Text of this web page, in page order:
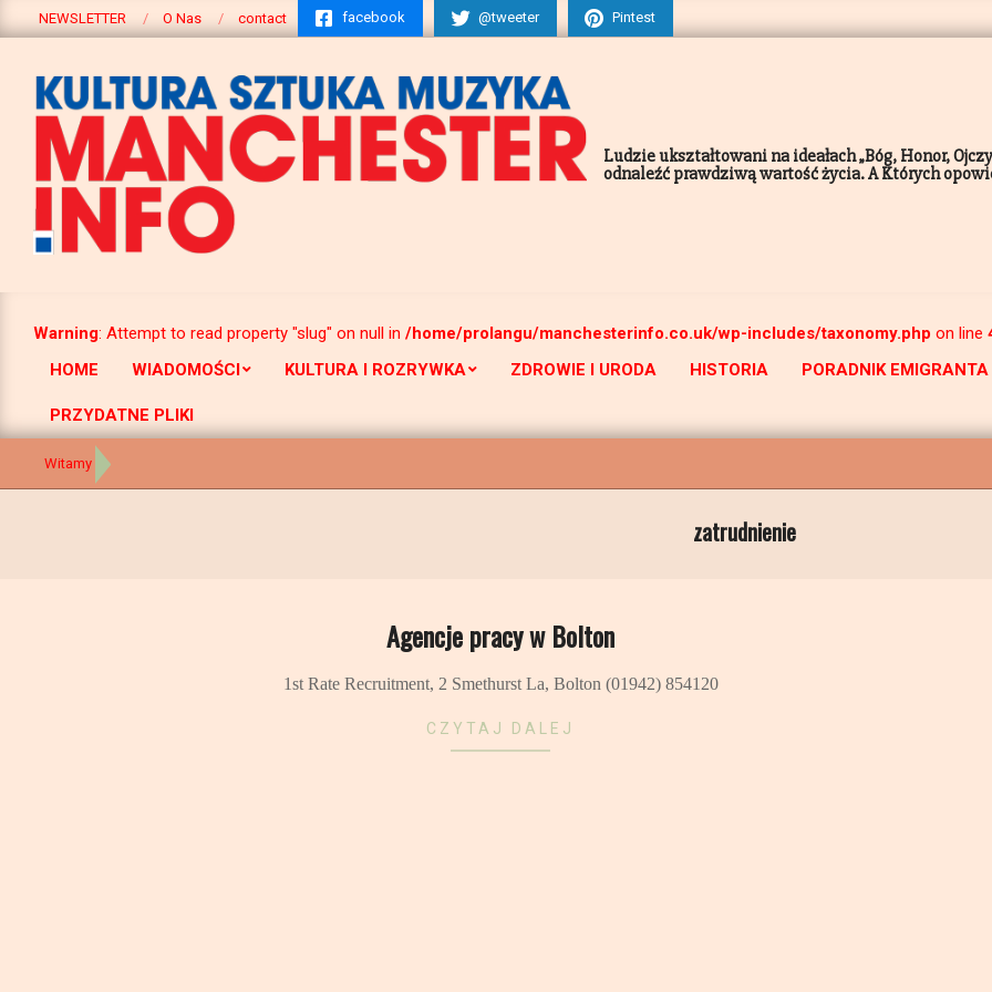
Pomiń
do
NEWSLETTER O Nas contact facebook @tweeter Pintest
Ludzie ukształtowani na ideałach „Bóg, Honor,
odnaleźć prawdziwą wartość życia. A Których
Primary
Navigation
Menu
Warning: Attempt to read property "slug" on null in /home/prolangu/manchesterinfo.co.uk/wp-includes/taxonomy.php on line
HOME
WIADOMOŚCI KULTURA I ROZRYWKA ZDROWIE I URODA HISTORIA PORADNIK EMIGRANTA
PRZYDATNE PLIKI
Witamy
zatrudnienie
Agencje pracy w Bolton
1st Rate Recruitment, 2 Smethurst La, Bolton (01942) 854120
CZYTAJ DALEJ
JAKI NOWY ROK, TAKI CAŁY
NAJCIEKAWSZE ZWYCZAJE
NOWOROCZNE
Skąd się wziął zwyczaj zabawy sylwestrowej?
postanowień noworocznych i na czym polega
Dlaczego winogrona są hiszpańskim
grudnia, a na drzwiach greckich domów
ciekawe i mało znane tradycje i zwyczaje